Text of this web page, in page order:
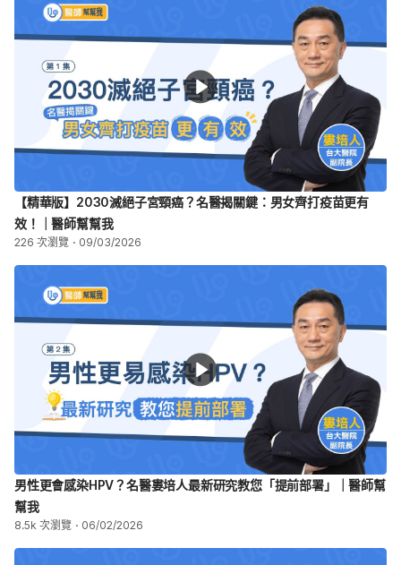
【精華版】2030滅絕子宮頸癌？名醫揭關鍵：男女齊打疫苗更有
效！｜醫師幫幫我
226 次瀏覽 09/03/2026
男性更會感染HPV？名醫婁培人最新研究教您「提前部署」｜醫師幫
幫我
8.5k 次瀏覽 06/02/2026